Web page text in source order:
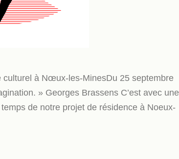
à Nœux-les-MinesDu 25 septembre
» Georges Brassens C’est avec une
de notre projet de résidence à Noeux-